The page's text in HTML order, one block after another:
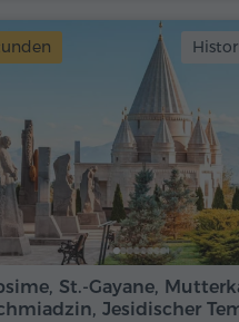
St.-Gayane,
Jesidischer